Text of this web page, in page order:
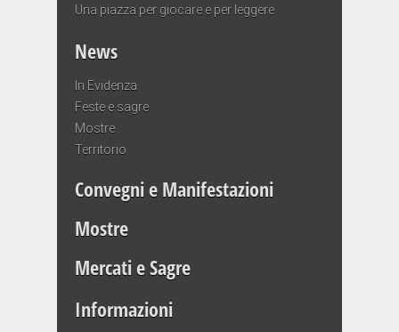
Una piazza per giocare e per leggere
News
In Evidenza
Feste e sagre
Mostre
Territorio
Convegni e Manifestazioni
Mostre
Mercati e Sagre
Informazioni